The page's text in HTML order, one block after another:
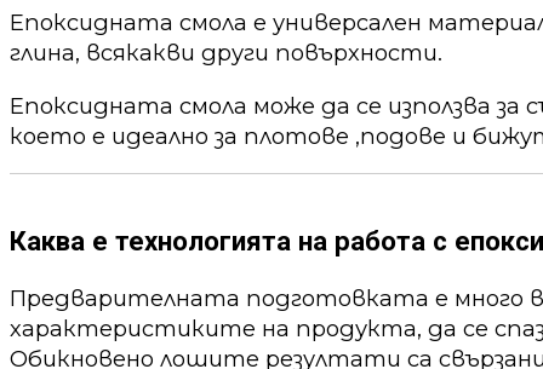
Епоксидната смола е универсален
глина, всякакви други повърхности.
Епоксидната смола може да се използва за
което е идеално за плотове ,подове и
Каква е технологията на работа с
Предварителната подготовката е много
характеристиките на продукта, да се
Обикновено лошите резултати са